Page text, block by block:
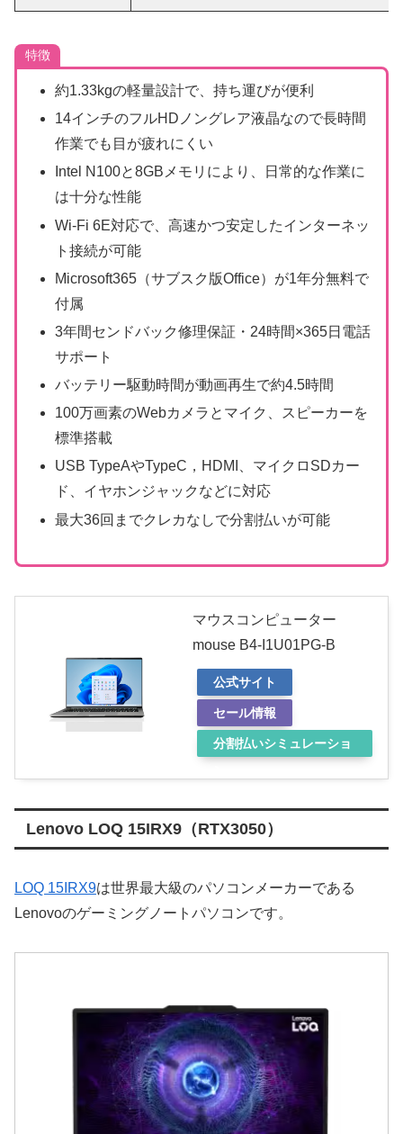
特徴
約1.33kgの軽量設計で、持ち運びが便利
14インチのフルHDノングレア液晶なので長時間
作業でも目が疲れにくい
Intel N100と8GBメモリにより、日常的な作業に
は十分な性能
Wi-Fi 6E対応で、高速かつ安定したインターネッ
ト接続が可能
Microsoft365（サブスク版Office）が1年分無料で
付属
3年間センドバック修理保証・24時間×365日電話
サポート
バッテリー駆動時間が動画再生で約4.5時間
100万画素のWebカメラとマイク、スピーカーを
標準搭載
USB TypeAやTypeC，HDMI、マイクロSDカー
ド、イヤホンジャックなどに対応
最大36回までクレカなしで分割払いが可能
マウスコンピューター
mouse B4-I1U01PG-B
公式サイト
セール情報
分割払いシミュレーショ
Lenovo LOQ 15IRX9（RTX3050）
LOQ 15IRX9は世界最大級のパソコンメーカーである
Lenovoのゲーミングノートパソコンです。